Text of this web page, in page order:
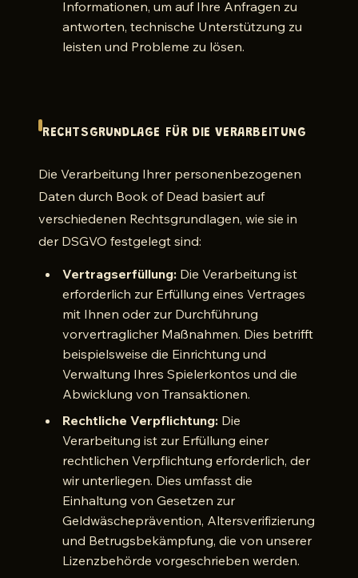
Informationen, um auf Ihre Anfragen zu
antworten, technische Unterstützung zu
leisten und Probleme zu lösen.
RECHTSGRUNDLAGE FÜR DIE VERARBEITUNG
Die Verarbeitung Ihrer personenbezogenen
Daten durch Book of Dead basiert auf
verschiedenen Rechtsgrundlagen, wie sie in
der DSGVO festgelegt sind:
Vertragserfüllung: Die Verarbeitung ist
erforderlich zur Erfüllung eines Vertrages
mit Ihnen oder zur Durchführung
vorvertraglicher Maßnahmen. Dies betrifft
beispielsweise die Einrichtung und
Verwaltung Ihres Spielerkontos und die
Abwicklung von Transaktionen.
Rechtliche Verpflichtung: Die
Verarbeitung ist zur Erfüllung einer
rechtlichen Verpflichtung erforderlich, der
wir unterliegen. Dies umfasst die
Einhaltung von Gesetzen zur
Geldwäscheprävention, Altersverifizierung
und Betrugsbekämpfung, die von unserer
Lizenzbehörde vorgeschrieben werden.